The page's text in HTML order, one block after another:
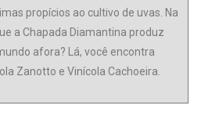
propícios ao cultivo de uvas. Na
a Chapada Diamantina produz
afora? Lá, você encontra
Zanotto e Vinícola Cachoeira.